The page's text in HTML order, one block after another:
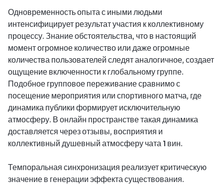
Одновременность опыта с иными людьми
интенсифицирует результат участия к коллективному
процессу. Знание обстоятельства, что в настоящий
момент огромное количество или даже огромные
количества пользователей следят аналогичное, создает
ощущение включенности к глобальному группе.
Подобное групповое переживание сравнимо с
посещение мероприятия или спортивного матча, где
динамика публики формирует исключительную
атмосферу. В онлайн пространстве такая динамика
доставляется через отзывы, восприятия и
коллективный душевный атмосферу чата 1 вин.
Темпоральная синхронизация реализует критическую
значение в генерации эффекта существования.